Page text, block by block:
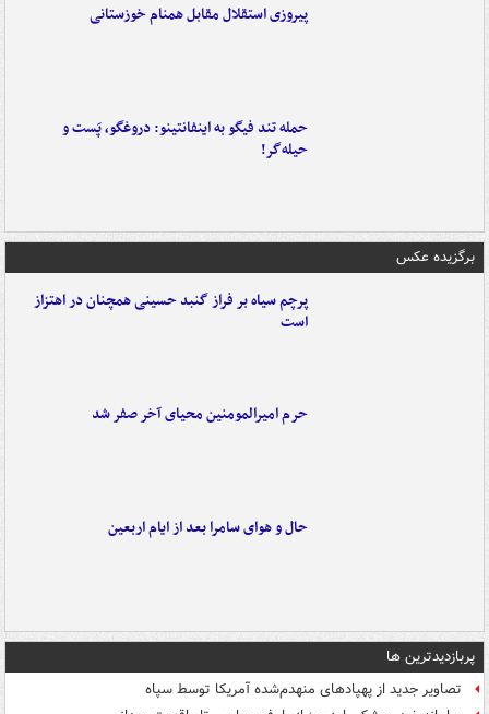
پیروزی استقلال مقابل همنام خوزستانی
حمله تند فیگو به اینفانتینو: دروغگو، پَست‌ و
حیله‌گر!
برگزیده عکس
پرچم سیاه بر فراز گنبد حسینی همچنان در اهتزاز
است
حرم امیرالمومنین محیای آخر صفر شد
حال و هوای سامرا بعد از ایام اربعین
پربازدیدترین ها
تصاویر جدید از پهپادهای منهدم‌شده آمریکا توسط سپاه